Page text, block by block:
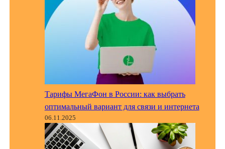
Тарифы МегаФон в России: как выбрать
оптимальный вариант для связи и интернета
06.11.2025